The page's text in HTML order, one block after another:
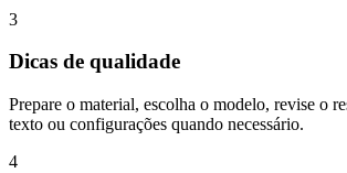
3
Dicas de qualidade
Prepare o material, escolha o modelo, revise o
texto ou configurações quando necessário.
4